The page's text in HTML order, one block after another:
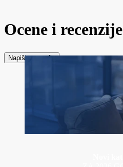
Ocene i recenzije
Napiši recenziju